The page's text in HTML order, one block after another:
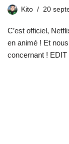
Kito 20
C’est officiel,
en animé ! Et
concernant ! EDIT